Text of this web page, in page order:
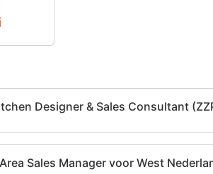
Designer & Sales Consultant
Sales Manager voor West